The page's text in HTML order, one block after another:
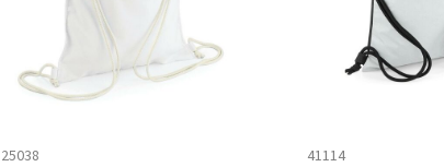
25038 41114